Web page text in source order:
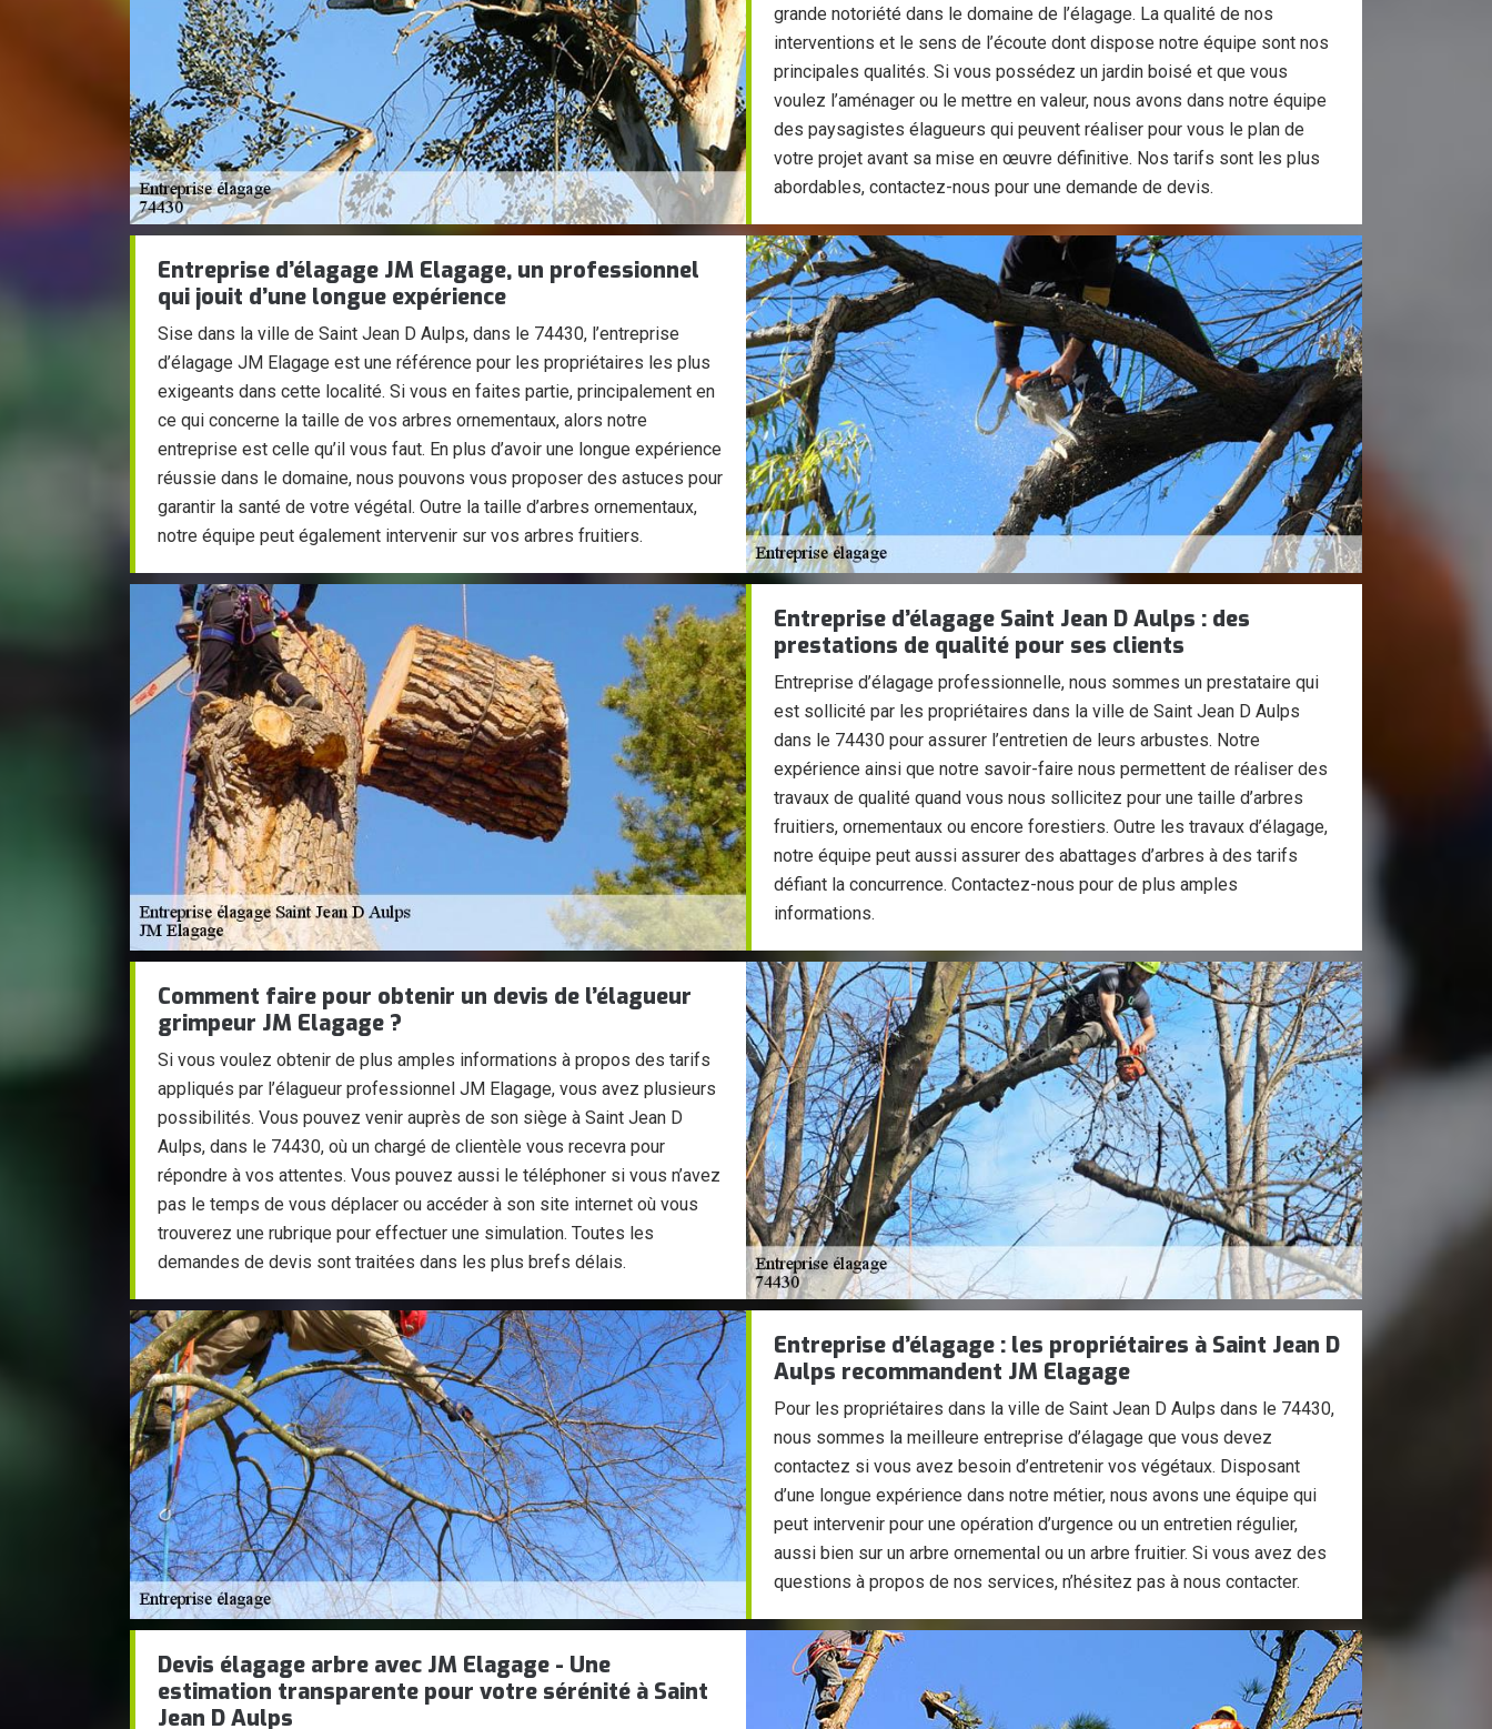
grande notoriété dans le domaine de l’élagage. La qualité de nos
interventions et le sens de l’écoute dont dispose notre équipe sont nos
principales qualités. Si vous possédez un jardin boisé et que vous
voulez l’aménager ou le mettre en valeur, nous avons dans notre équipe
des paysagistes élagueurs qui peuvent réaliser pour vous le plan de
votre projet avant sa mise en œuvre définitive. Nos tarifs sont les plus
abordables, contactez-nous pour une demande de devis.
Entreprise d’élagage JM Elagage, un professionnel
qui jouit d’une longue expérience
Sise dans la ville de Saint Jean D Aulps, dans le 74430, l’entreprise
d’élagage JM Elagage est une référence pour les propriétaires les plus
exigeants dans cette localité. Si vous en faites partie, principalement en
ce qui concerne la taille de vos arbres ornementaux, alors notre
entreprise est celle qu’il vous faut. En plus d’avoir une longue expérience
réussie dans le domaine, nous pouvons vous proposer des astuces pour
garantir la santé de votre végétal. Outre la taille d’arbres ornementaux,
notre équipe peut également intervenir sur vos arbres fruitiers.
Entreprise d’élagage Saint Jean D Aulps : des
prestations de qualité pour ses clients
Entreprise d’élagage professionnelle, nous sommes un prestataire qui
est sollicité par les propriétaires dans la ville de Saint Jean D Aulps
dans le 74430 pour assurer l’entretien de leurs arbustes. Notre
expérience ainsi que notre savoir-faire nous permettent de réaliser des
travaux de qualité quand vous nous sollicitez pour une taille d’arbres
fruitiers, ornementaux ou encore forestiers. Outre les travaux d’élagage,
notre équipe peut aussi assurer des abattages d’arbres à des tarifs
défiant la concurrence. Contactez-nous pour de plus amples
informations.
Comment faire pour obtenir un devis de l’élagueur
grimpeur JM Elagage ?
Si vous voulez obtenir de plus amples informations à propos des tarifs
appliqués par l’élagueur professionnel JM Elagage, vous avez plusieurs
possibilités. Vous pouvez venir auprès de son siège à Saint Jean D
Aulps, dans le 74430, où un chargé de clientèle vous recevra pour
répondre à vos attentes. Vous pouvez aussi le téléphoner si vous n’avez
pas le temps de vous déplacer ou accéder à son site internet où vous
trouverez une rubrique pour effectuer une simulation. Toutes les
demandes de devis sont traitées dans les plus brefs délais.
Entreprise d’élagage : les propriétaires à Saint Jean D
Aulps recommandent JM Elagage
Pour les propriétaires dans la ville de Saint Jean D Aulps dans le 74430,
nous sommes la meilleure entreprise d’élagage que vous devez
contactez si vous avez besoin d’entretenir vos végétaux. Disposant
d’une longue expérience dans notre métier, nous avons une équipe qui
peut intervenir pour une opération d’urgence ou un entretien régulier,
aussi bien sur un arbre ornemental ou un arbre fruitier. Si vous avez des
questions à propos de nos services, n’hésitez pas à nous contacter.
Devis élagage arbre avec JM Elagage - Une
estimation transparente pour votre sérénité à Saint
Jean D Aulps